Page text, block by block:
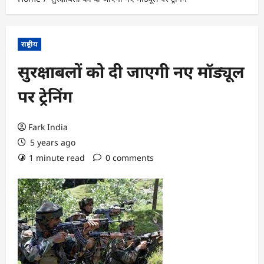
राष्ट्रीय
सुरक्षाबलों को दी जाएगी नए मॉड्यूल
पर ट्रेनिंग
Fark India
5 years ago
1 minute read
0 comments